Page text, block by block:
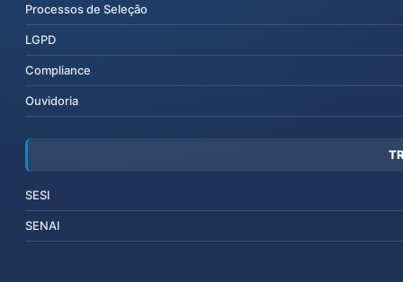
Processos de Seleção
LGPD
Compliance
Ouvidoria
SESI
SENAI